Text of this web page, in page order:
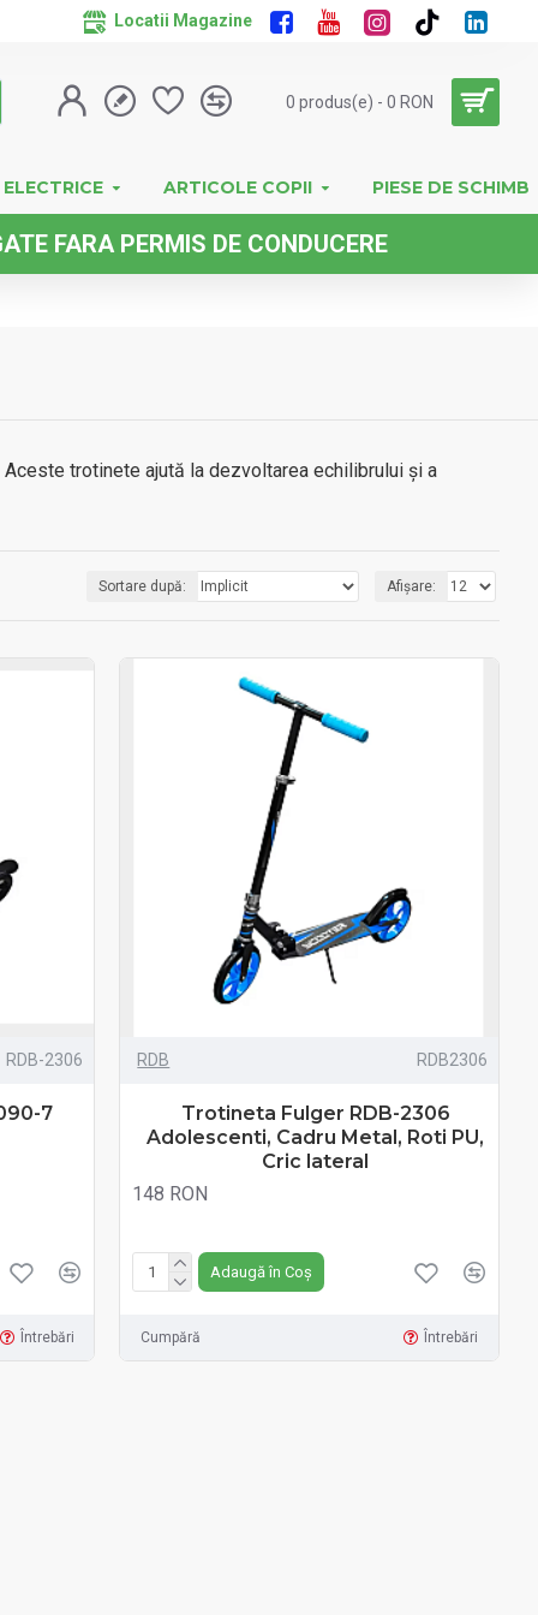
Locatii Magazine
0 produs(e) - 0 RON
ARTICOLE COPII PIESE DE SCHIMB
PERMIS DE CONDUCERE
trotinete ajută la dezvoltarea echilibrului și a
Sortare după: Afișare:
RDB-2306
7
Întrebări
RDB RDB2306
Trotineta Fulger RDB-2306
Adolescenti, Cadru Metal, Roti PU,
Cric lateral
148 RON
Adaugă în Coș
Cumpără Întrebări